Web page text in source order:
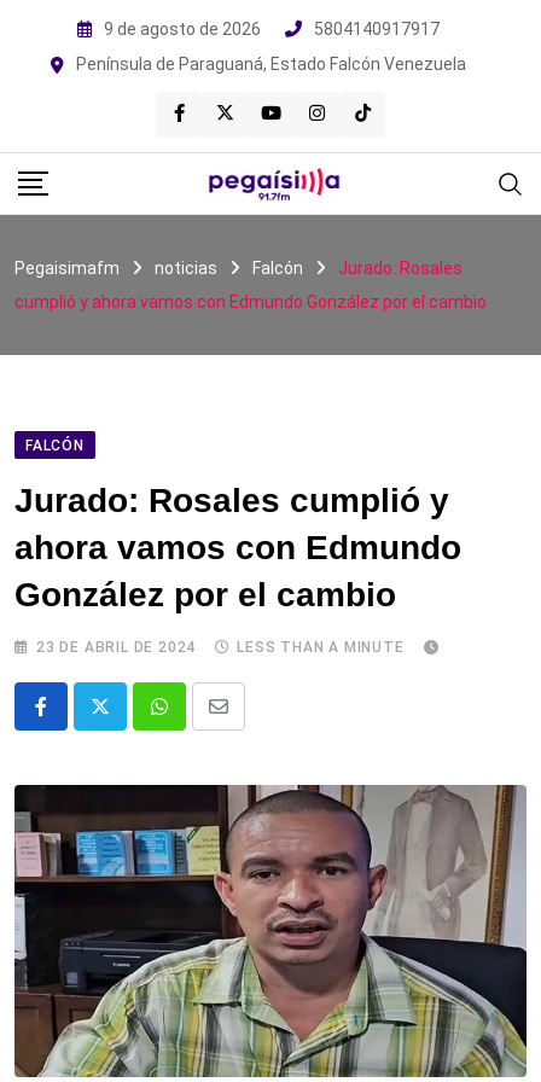
9 de agosto de 2026
5804140917917
Península de Paraguaná, Estado Falcón Venezuela
Pegaisimafm noticias Falcón
Jurado: Rosales
cumplió y ahora vamos con Edmundo González por el cambio
FALCÓN
Jurado: Rosales cumplió y
ahora vamos con Edmundo
González por el cambio
23 DE ABRIL DE 2024 LESS THAN A MINUTE
WhatsappComparte
email